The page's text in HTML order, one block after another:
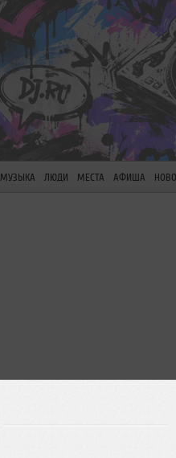
МУЗЫКА ЛЮДИ МЕСТА АФИША